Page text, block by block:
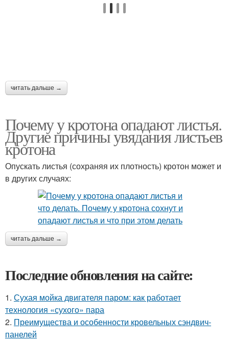
читать дальше →
Почему у кротона опадают листья.
Другие причины увядания листьев
кротона
Опускать листья (сохраняя их плотность) кротон может и
в других случаях:
читать дальше →
Последние обновления на сайте:
1. Сухая мойка двигателя паром: как работает
технология «сухого» пара
2. Преимущества и особенности кровельных сэндвич-
панелей